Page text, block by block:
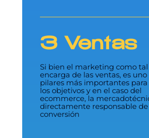
3 Ventas
Si bien el marketing como tal
encarga de las ventas, es uno
pilares más importantes
los objetivos y en el caso del
ecommerce, la
directamente responsable de
conversión